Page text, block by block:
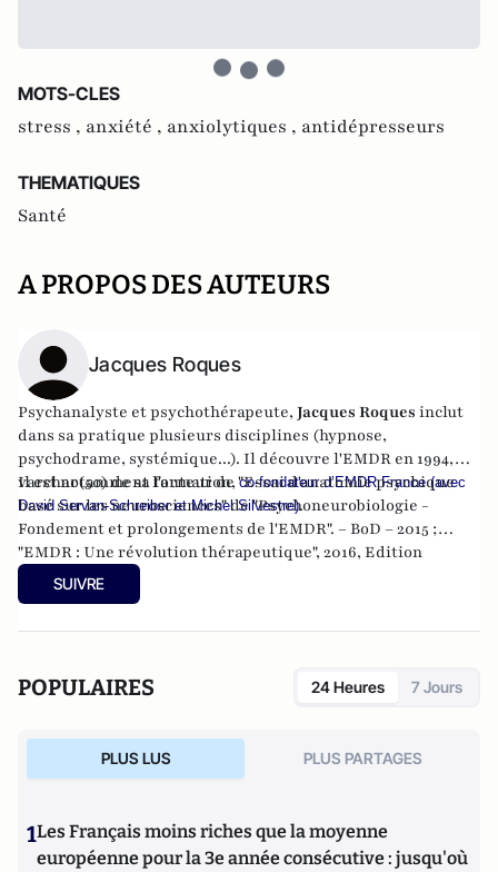
MOTS-CLES
stress , anxiété , anxiolytiques , antidépresseurs
THEMATIQUES
Santé
A PROPOS DES AUTEURS
Jacques Roques
Psychanalyste et psychothérapeute, Jacques Roques inclut
dans sa pratique plusieurs disciplines (hypnose,
psychodrame, systémique...). Il découvre l'EMDR en 1994,
varchar(50) de sa formation,co-fondateur d’EMDR France (avec
David Servan-Schreiber et Michel Silvestre).
Il est notamment l'auteur de "Essai d'anatomie psychique
basé sur les neurosciences" de "Psychoneurobiologie -
Fondement et prolongements de l'EMDR". – BoD – 2015 ;
"EMDR : Une révolution thérapeutique", 2016, Edition
Desclée de Brouwer
?, 2016.
SUIVRE
POPULAIRES 24 Heures 7 Jours
PLUS LUS PLUS PARTAGES
1Les Français moins riches que la moyenne
européenne pour la 3e année consécutive : jusqu'où